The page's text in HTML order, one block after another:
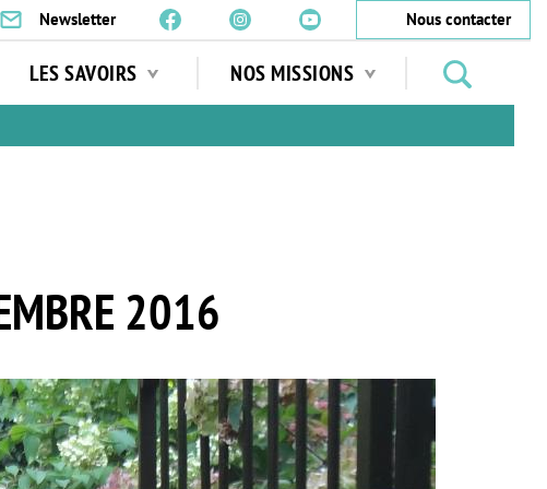
Newsletter
Nous contacter
LES SAVOIRS NOS MISSIONS
jardins
2016